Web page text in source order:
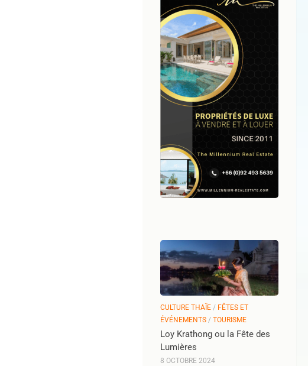
CULTURE THAÏE / FÊTES ET
ÉVÉNEMENTS / TOURISME
Loy Krathong ou la Fête des
Lumières
8 OCTOBRE 2024